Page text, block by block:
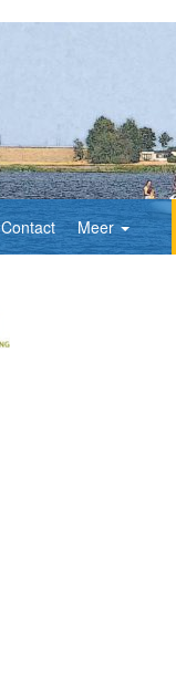
Contact Meer